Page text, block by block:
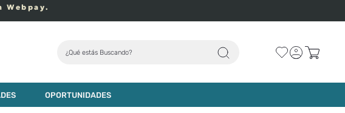
Webpay.
¿Qué estás Buscando?
OPORTUNIDADES